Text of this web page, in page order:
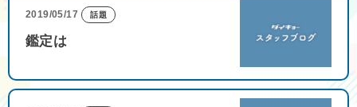
2019/05/17 話題
鑑定は